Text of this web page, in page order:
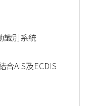
識別系統
合AIS及ECDIS